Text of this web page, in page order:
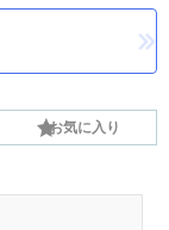
お気に入り